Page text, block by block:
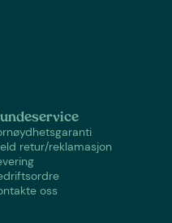
retur/reklamasjon
oss